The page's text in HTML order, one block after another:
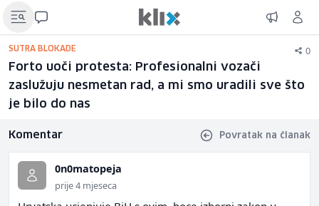
SUTRA BLOKADE 0
Forto uoči protesta: Profesionalni vozači
zaslužuju nesmetan rad, a mi smo uradili sve što
je bilo do nas
Komentar Povratak na članak
0n0matopeja
prije 4 mjeseca